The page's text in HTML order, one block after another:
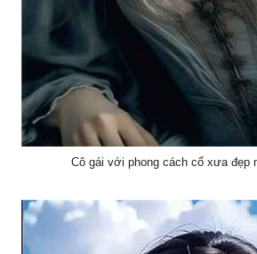
Cô gái với phong cách cổ xưa đẹp